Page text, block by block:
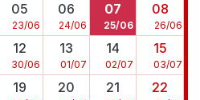
05
23/06
06
24/06
07
25/06
08
26/06
12
30/06
13
01/07
14
02/07
15
03/07
19 20 21 22